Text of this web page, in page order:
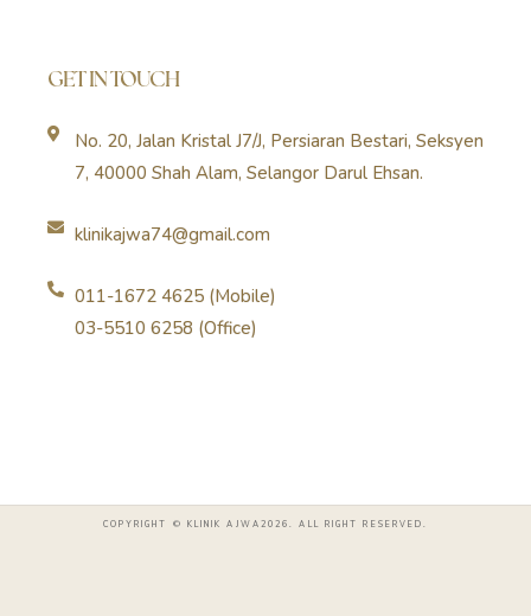
GET IN TOUCH
No. 20, Jalan Kristal J7/J, Persiaran Bestari, Seksyen
7, 40000 Shah Alam, Selangor Darul Ehsan.
klinikajwa74@gmail.com
011-1672 4625 (Mobile)
03-5510 6258 (Office)
COPYRIGHT © KLINIK AJWA2026. ALL RIGHT RESERVED.